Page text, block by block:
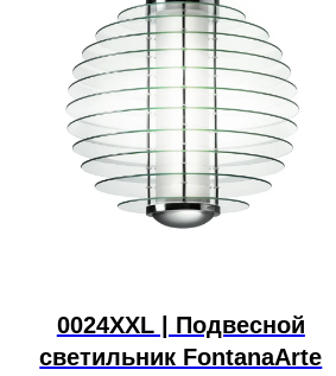
0024XXL | Подвесной
светильник FontanaArte